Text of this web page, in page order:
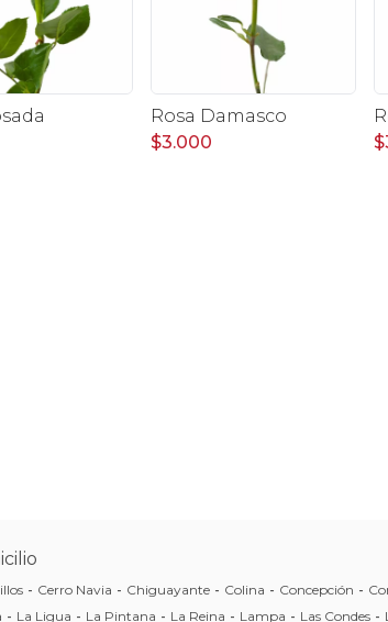
Rosa Damasco
$3.000
- Cerro Navia - Chiguayante - Colina - Concepción -
- La Ligua - La Pintana - La Reina - Lampa - Las Condes -